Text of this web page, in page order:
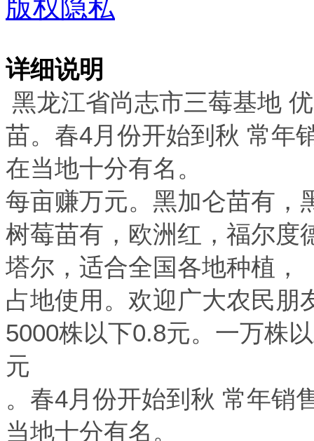
详细说明
黑龙江省尚志市三莓基地
苗。春4月份开始到秋 常年
在当地十分有名。
每亩赚万元。黑加仑苗有，
树莓苗有，欧洲红，福尔度
塔尔，适合全国各地种植，
占地使用。欢迎广大农民朋
5000株以下0.8元。一万株
元
。春4月份开始到秋 常年销
当地十分有名。
版权隐私